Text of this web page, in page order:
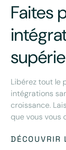
Faites
Libérez tout le
intégrations
croissance.
que vous vous
DÉCOUVRIR